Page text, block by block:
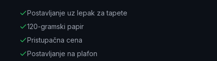
Postavljanje uz lepak za tapete
120-gramski papir
Pristupačna cena
Postavljanje na plafon